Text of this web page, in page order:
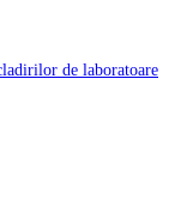
de laboratoare